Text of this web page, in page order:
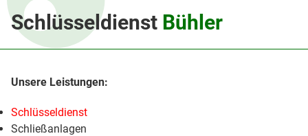
Schlüsseldienst Bühler
Schlüsseldienst
Schließanlagen